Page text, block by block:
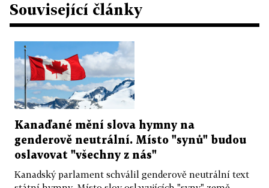
Související články
Kanaďané mění slova hymny na
genderově neutrální. Místo "synů" budou
oslavovat "všechny z nás"
Kanadský parlament schválil genderově neutrální text